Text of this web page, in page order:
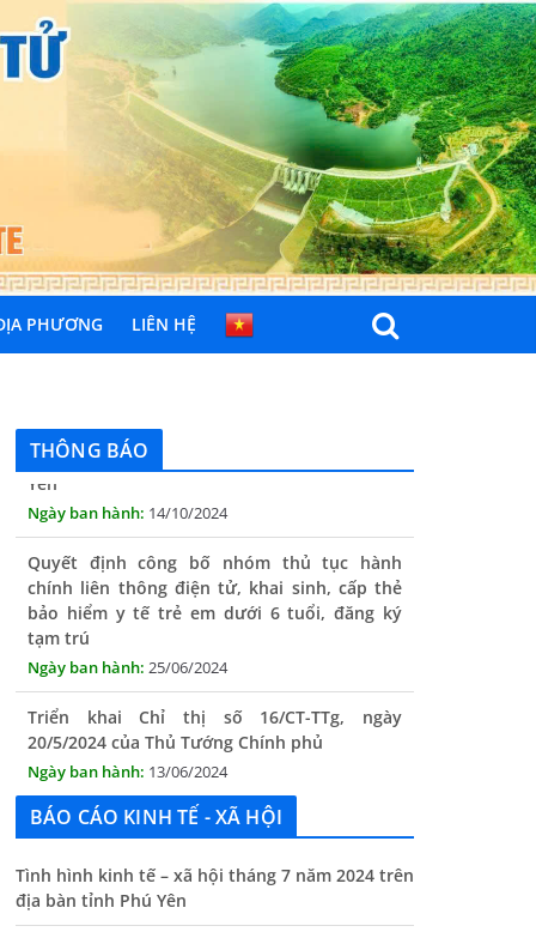
PHƯƠNG LIÊN HỆ
THÔNG BÁO
Quyết định công bố nhóm thủ tục hành
chính liên thông điện tử, khai sinh, cấp thẻ
bảo hiểm y tế trẻ em dưới 6 tuổi, đăng ký
tạm trú
25/06/2024
Triển khai Chỉ thị số 16/CT-TTg, ngày
20/5/2024 của Thủ Tướng Chính phủ
13/06/2024
Tăng cường lãnh đạo, chỉ đạo nâng cao cải
cách hành chính
13/06/2024
Thông báo lịch tiếp công dân định kỳ của Chủ
tịch UBND xã tháng 11/2025
01/11/2025
BÁO CÁO KINH TẾ - XÃ HỘI
Tình hình kinh tế – xã hội tháng 7 năm 2024 trên
địa bàn tỉnh Phú Yên